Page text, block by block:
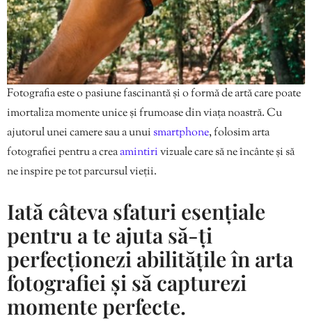
Fotografia este o pasiune fascinantă și o formă de artă care poate
imortaliza momente unice și frumoase din viața noastră. Cu
ajutorul unei camere sau a unuismartphone, folosim arta
fotografieipentru a creaamintirivizuale care să ne încânte și să
ne inspire pe tot parcursul vieții.
Iată câteva sfaturi esențiale
pentru a te ajuta să-ți
perfecționezi abilitățile în arta
fotografiei și să capturezi
momente perfecte.